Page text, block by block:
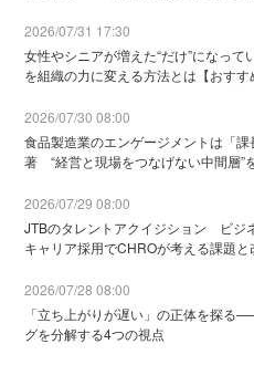
2026/07/31 17:30
女性やシニアが増えた“だけ”になって
を組織の力に変える方法とは【おすす
2026/07/30 08:00
食品製造業のエンゲージメントは「
著 “経営と現場をつなげない中間層”
2026/07/29 08:00
JTBのタレントアクイジション ビジ
キャリア採用でCHROが考える課題と
2026/07/28 08:00
「立ち上がりが遅い」の正体を探る
グを分解する4つの視点